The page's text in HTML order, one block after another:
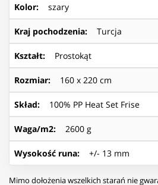
Kolor: szary
Kraj pochodzenia: Turcja
Kształt: Prostokąt
Rozmiar: 160 x 220 cm
Skład: 100% PP Heat Set Frise
Waga/m2: 2600 g
Wysokość runa: +/- 13 mm
Mimo dołożenia wszelkich starań nie